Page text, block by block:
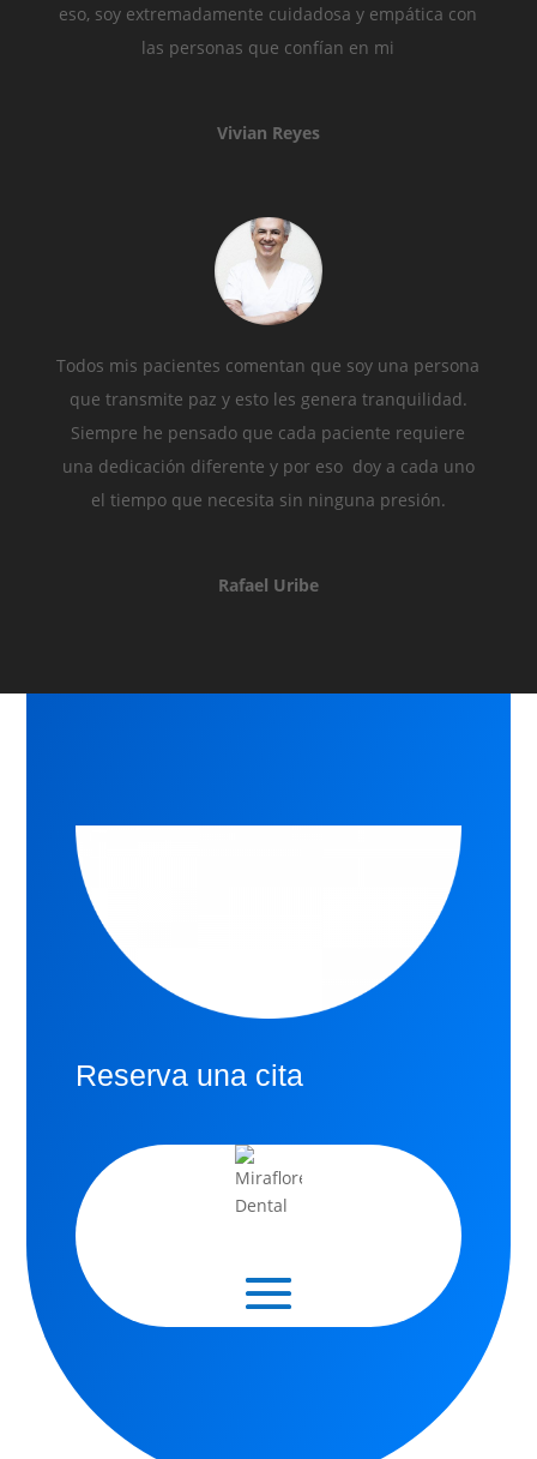
eso, soy extremadamente cuidadosa y empática con
las personas que confían en mi
Vivian Reyes
Todos mis pacientes comentan que soy una persona
que transmite paz y esto les genera tranquilidad.
Siempre he pensado que cada paciente requiere
una dedicación diferente y por eso doy a cada uno
el tiempo que necesita sin ninguna presión.
Rafael Uribe
Reserva una cita